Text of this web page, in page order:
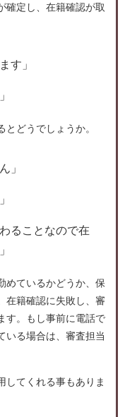
確定し、在籍確認が取
す」
どうでしょうか。
」
ることなので在
めているかどうか、保
在籍確認に失敗し、審
す。もし事前に電話で
いる場合は、審査担当
してくれる事もありま